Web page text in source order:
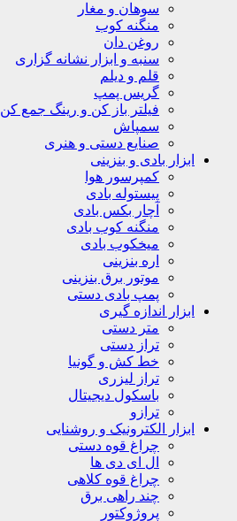
سوهان و مغار
منگنه کوب
روغن دان
سنبه و ابزار نشانه گزاری
قلم و دیلم
گریس پمپ
فیلتر باز کن و رینگ جمع کن
سمپاش
صنایع دستی و هنری
ابزار بادی و بنزینی
کمپرسور هوا
پیستوله بادی
آچار بکس بادی
منگنه کوب بادی
میخکوب بادی
اره بنزینی
موتور برق بنزینی
پمپ بادی دستی
ابزار اندازه گیری
متر دستی
تراز دستی
خط کش و گونیا
تراز لیزری
باسکول دیجیتال
ترازو
ابزار الکترونیک و روشنایی
چراغ قوه دستی
ال ای دی ها
چراغ قوه کلاهی
چند راهی برق
پروژوکتور